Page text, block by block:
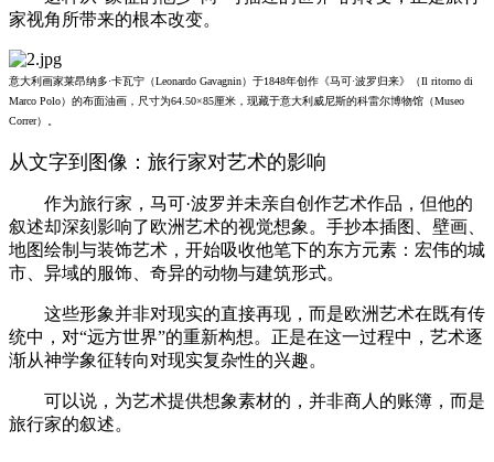
家视角所带来的根本改变。
意大利画家莱昂纳多·卡瓦宁（Leonardo Gavagnin）于1848年创作《马可·波罗归来》（Il ritorno di
Marco Polo）的布面油画，尺寸为64.50×85厘米，现藏于意大利威尼斯的科雷尔博物馆（Museo
Correr）。
从文字到图像：旅行家对艺术的影响
作为旅行家，马可·波罗并未亲自创作艺术作品，但他的
叙述却深刻影响了欧洲艺术的视觉想象。手抄本插图、壁画、
地图绘制与装饰艺术，开始吸收他笔下的东方元素：宏伟的城
市、异域的服饰、奇异的动物与建筑形式。
这些形象并非对现实的直接再现，而是欧洲艺术在既有传
统中，对“远方世界”的重新构想。正是在这一过程中，艺术逐
渐从神学象征转向对现实复杂性的兴趣。
可以说，为艺术提供想象素材的，并非商人的账簿，而是
旅行家的叙述。